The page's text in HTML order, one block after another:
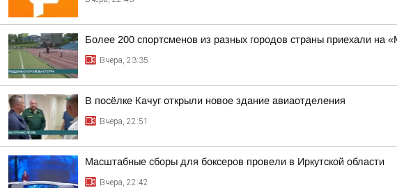
Более 200 спортсменов из разных городов страны приехали на
Вчера, 23:35
В посёлке Качуг открыли новое здание авиаотделения
Вчера, 22:51
Масштабные сборы для боксеров провели в Иркутской области
Вчера, 22:42